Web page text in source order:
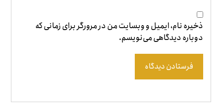
ذخیره نام، ایمیل و وبسایت من در مرورگر برای زمانی که
دوباره دیدگاهی می‌نویسم.
فرستادن دیدگاه